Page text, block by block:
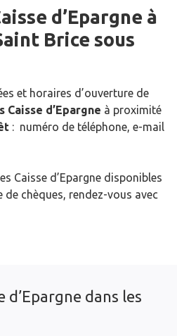
d’Epargne à
Brice sous
et horaires d’ouverture de
Caisse d’Epargne à proximité
: numéro de téléphone, e-mail
Caisse d’Epargne disponibles
de chèques, rendez-vous avec
d’Epargne dans les